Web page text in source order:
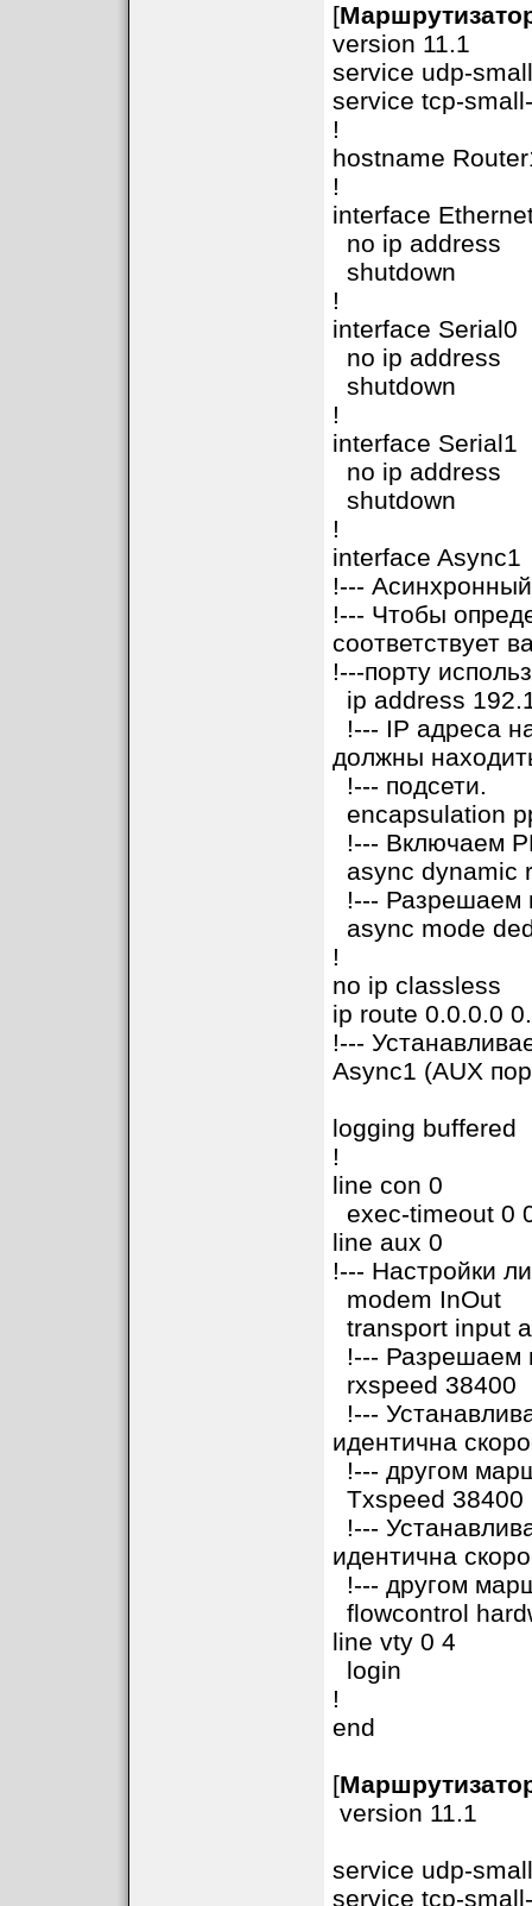
[
version 11.1
service udp-
service tcp-
!
hostname
!
interface
no ip address
shutdown
!
interface Serial0
no ip address
shutdown
!
interface Serial1
no ip address
shutdown
!
interface Async1
!---
!--- Чтобы
соответствует
!---порту
ip address
!--- IP адреса
должны
!--- подсети.
encapsulation
!--- Включаем
async dynamic
!--- Разрешаем
async mode
!
no ip classless
ip route 0.0.0.0
!---
Async1 (AUX
logging buffered
!
line con 0
exec-timeout 0
line aux 0
!--- Настройки
modem InOut
transport input
!--- Разрешаем
rxspeed 38400
!---
идентична
!--- другом
Txspeed 38400
!---
идентична
!--- другом
flowcontrol
line vty 0 4
login
!
end
[
version 11.1
service udp-
service tcp-